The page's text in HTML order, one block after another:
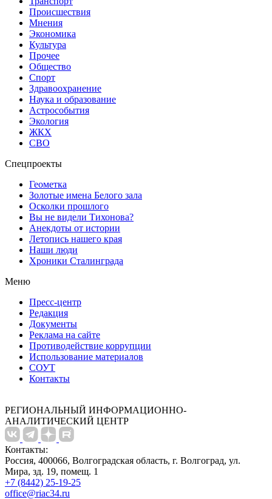
Происшествия
Мнения
Экономика
Культура
Прочее
Общество
Спорт
Здравоохранение
Наука и образование
Астрособытия
Экология
ЖКХ
СВО
Спецпроекты
Геометка
Золотые имена Белого зала
Осколки прошлого
Вы не видели Тихонова?
Анекдоты от истории
Летопись нашего края
Наши люди
Хроники Сталинграда
Меню
Пресс-центр
Редакция
Документы
Реклама на сайте
Противодействие коррупции
Использование материалов
СОУТ
Контакты
РЕГИОНАЛЬНЫЙ ИНФОРМАЦИОННО-
АНАЛИТИЧЕСКИЙ ЦЕНТР
Контакты:
Россия, 400066, Волгоградская область, г. Волгоград, ул.
Мира, зд. 19, помещ. 1
+7 (8442) 25-19-25
office@riac34.ru